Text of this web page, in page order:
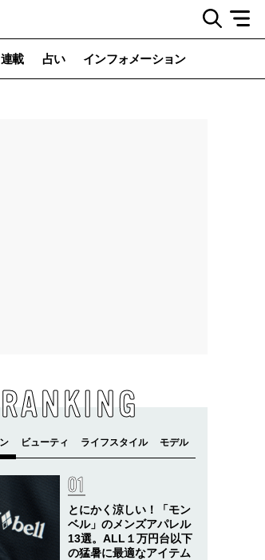
連載 占い インフォメーション
RANKING
とにかく涼しい！「モン
ベル」のメンズアパレル
13選。ALL１万円台以下
の猛暑に最適なアイテム